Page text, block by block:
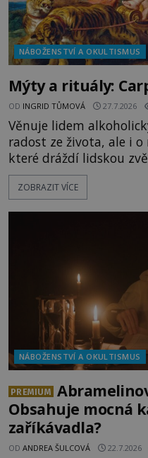
NÁBOŽENSTVÍ A OKULTISMUS
Mýty a rituály:
OD INGRID TŮMOVÁ 27.7.2026
Věnuje lidem
radost ze života, ale i
které dráždí lidskou
doopravdy představuje
Bakchus? Mytologický příběh řeckého boha
ZOBRAZIT VÍCE
NÁBOŽENSTVÍ A OKULTISMUS
PREMIUM
Obsahuje mocná
zaříkávadla?
OD ANDREA ŠULCOVÁ 22.7.2026